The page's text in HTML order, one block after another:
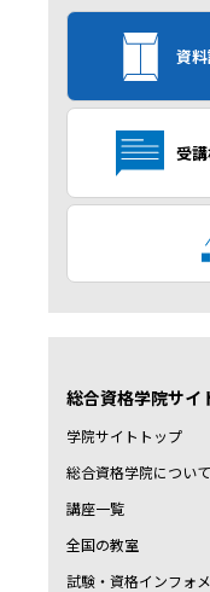
資
受
総合資格学院サイ
学院サイトトップ
総合資格学院について
講座一覧
全国の教室
試験・資格インフォ